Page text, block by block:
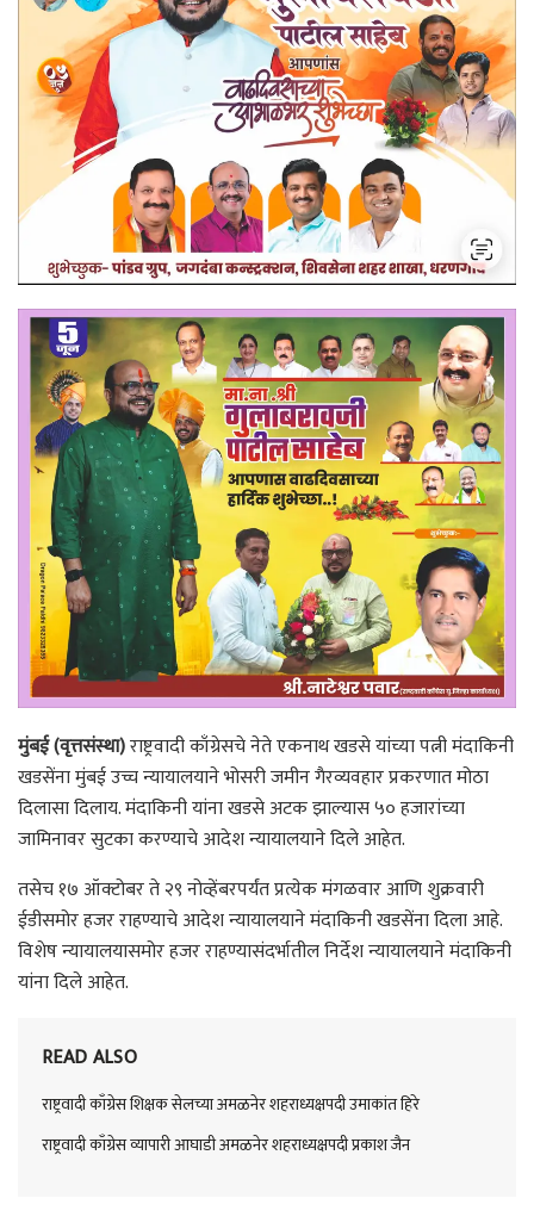
मुंबई (वृत्तसंस्था)राष्ट्रवादी काँग्रेसचे नेते एकनाथ खडसे यांच्या पत्नी मंदाकिनी
खडसेंना मुंबई उच्च न्यायालयाने भोसरी जमीन गैरव्यवहार प्रकरणात मोठा
दिलासा दिलाय. मंदाकिनी यांना खडसे अटक झाल्यास ५० हजारांच्या
जामिनावर सुटका करण्याचे आदेश न्यायालयाने दिले आहेत.
तसेच १७ ऑक्टोबर ते २९ नोव्हेंबरपर्यंत प्रत्येक मंगळवार आणि शुक्रवारी
ईडीसमोर हजर राहण्याचे आदेश न्यायालयाने मंदाकिनी खडसेंना दिला आहे.
विशेष न्यायालयासमोर हजर राहण्यासंदर्भातील निर्देश न्यायालयाने मंदाकिनी
यांना दिले आहेत.
READ ALSO
राष्ट्रवादी काँग्रेस शिक्षक सेलच्या अमळनेर शहराध्यक्षपदी उमाकांत हिरे
राष्ट्रवादी काँग्रेस व्यापारी आघाडी अमळनेर शहराध्यक्षपदी प्रकाश जैन